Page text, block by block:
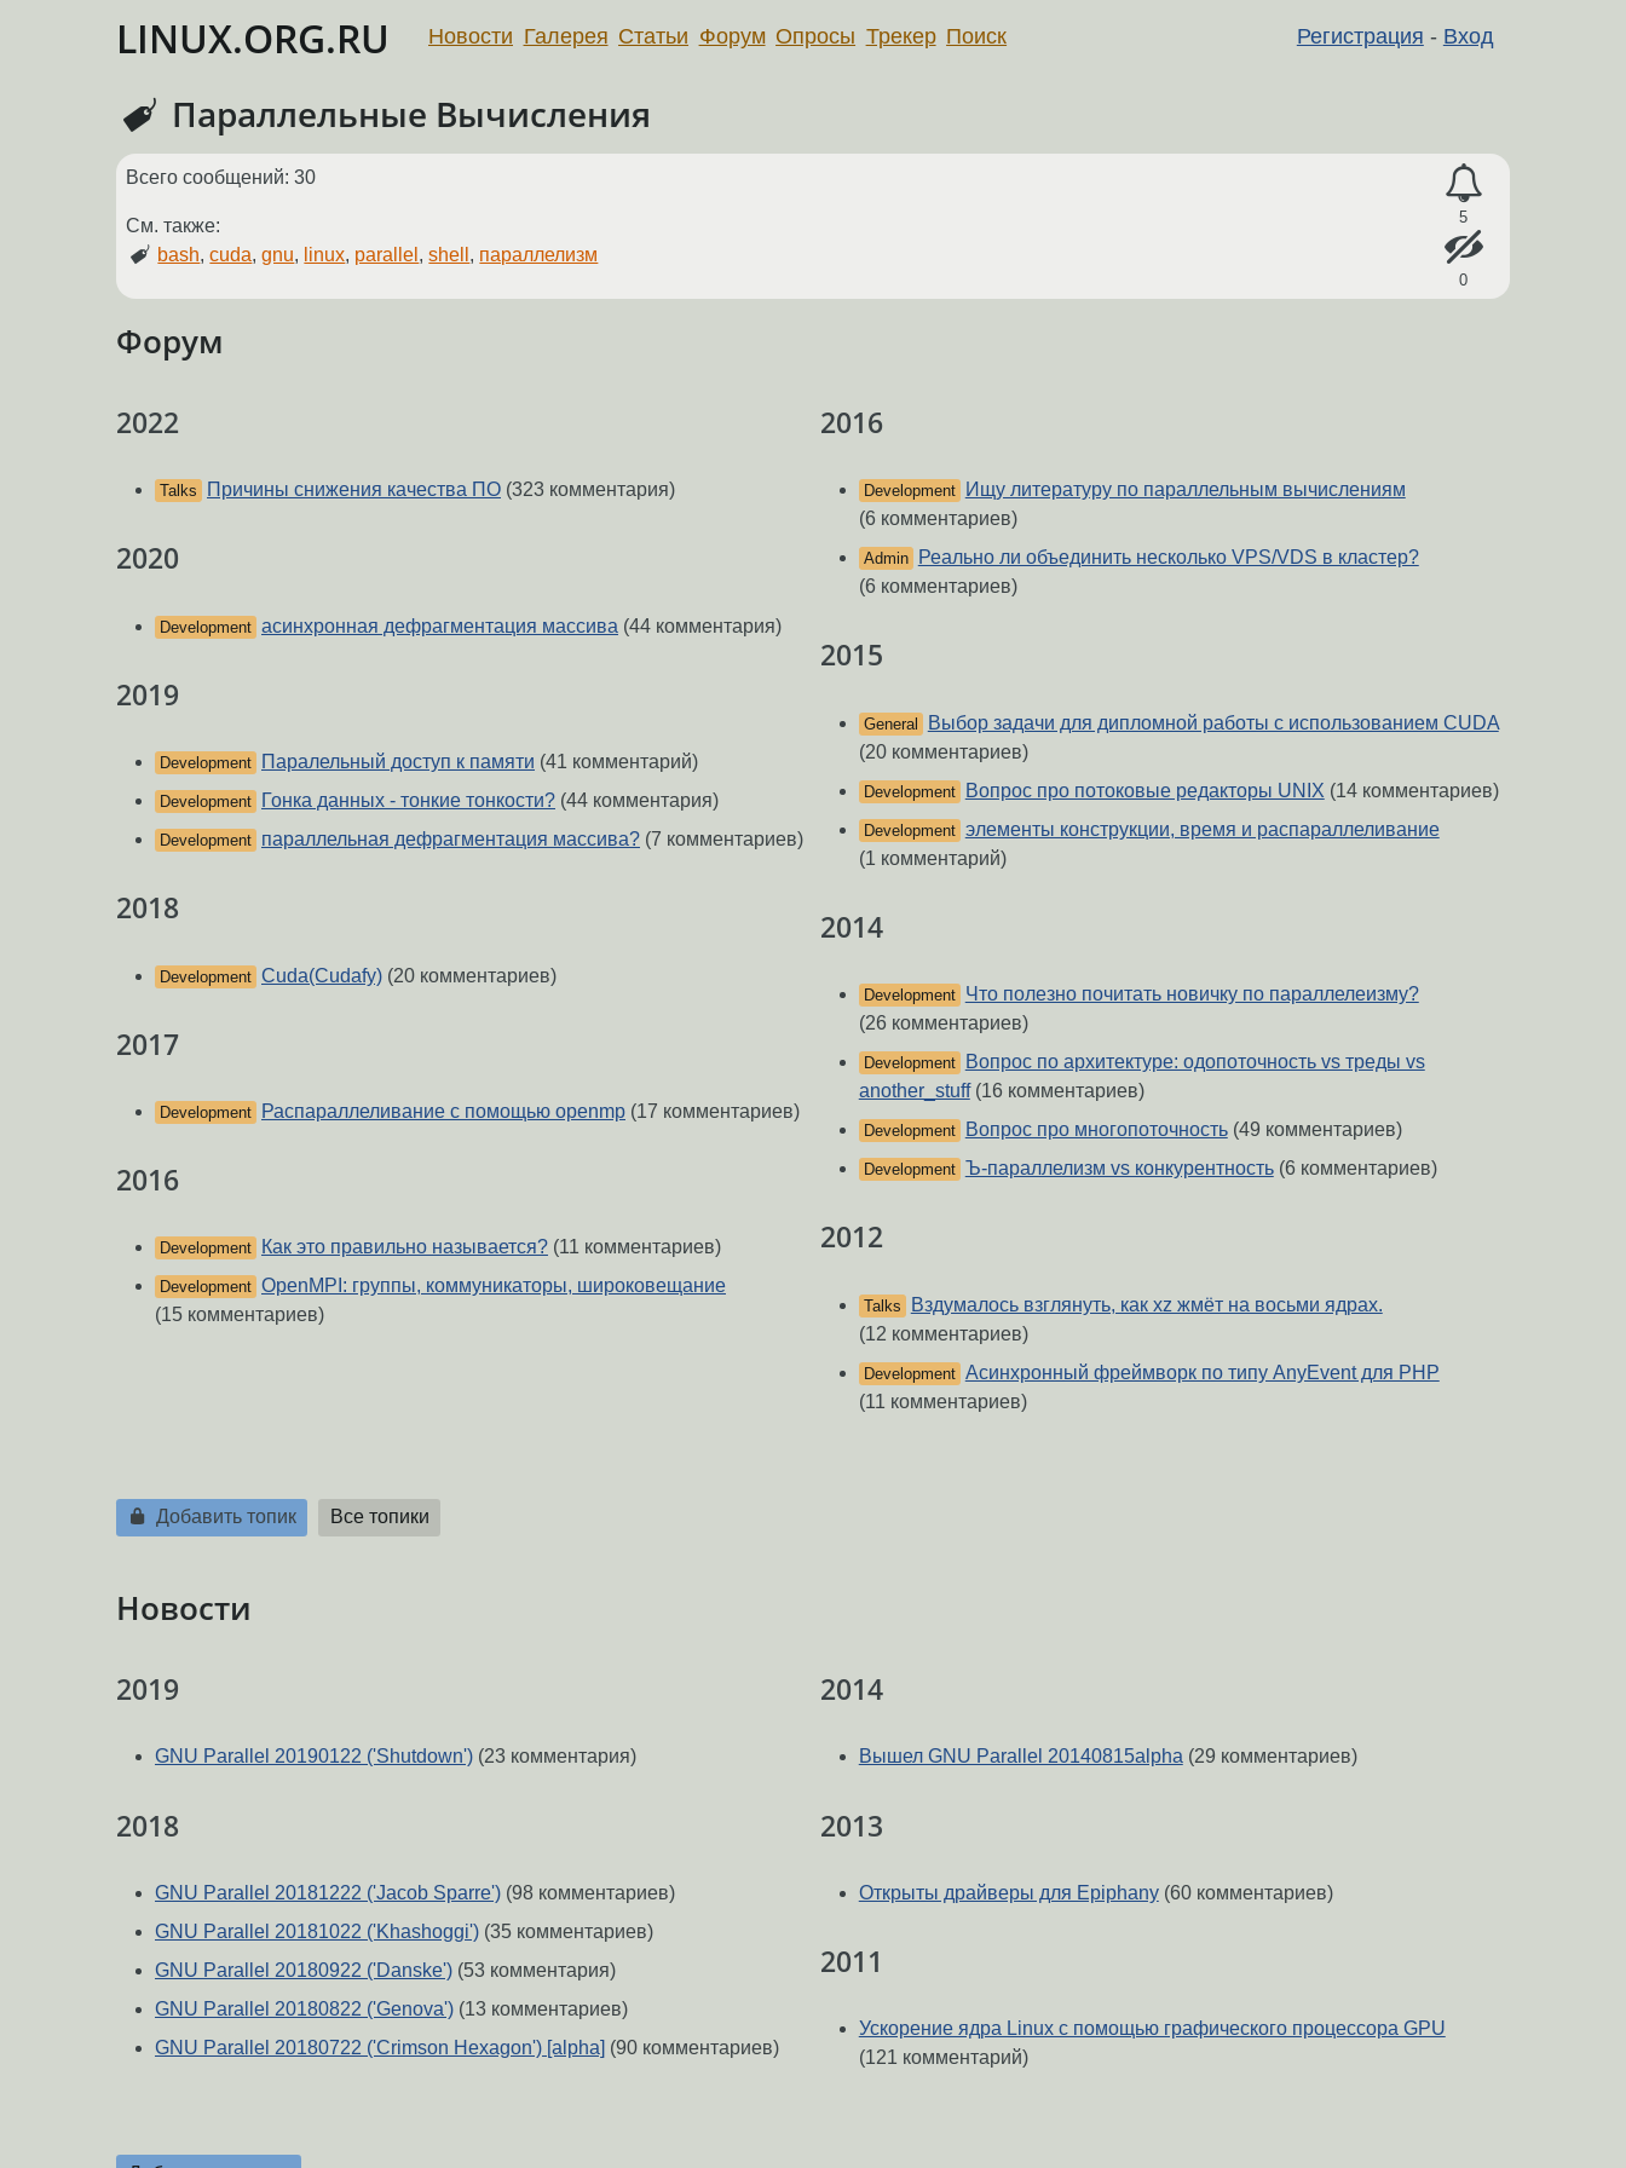
LINUX.ORG.RU Регистрация - Вход
Новости Галерея Статьи Форум Опросы Трекер Поиск
Параллельные Вычисления
5
0
Всего сообщений: 30
См. также:
bash,cuda,gnu, linux, parallel ,shell , параллелизм
Форум
2022
Talks Причины снижения качества ПО (323 комментария)
2020
Development асинхронная дефрагментация массива (44 комментария)
2019
Development Паралельный доступ к памяти (41 комментарий)
Development Гонка данных - тонкие тонкости? (44 комментария)
Development параллельная дефрагментация массива? (7 комментариев)
2018
Development Cuda(Cudafy) (20 комментариев)
2017
Development Распараллеливание с помощью openmp (17 комментариев)
2016
Development Как это правильно называется? (11 комментариев)
Development OpenMPI: группы, коммуникаторы, широковещание
(15 комментариев)
2016
Development
Ищу литературу по параллельным вычислениям
(6 комментариев)
Admin
Реально ли объединить несколько VPS/VDS в кластер?
(6 комментариев)
2015
General
Выбор задачи для дипломной работы с использованием CUDA
(20 комментариев)
Development Вопрос про потоковые редакторы UNIX (14 комментариев)
Development элементы конструкции, время и распараллеливание
(1 комментарий)
2014
Development
Что полезно почитать новичку по параллелеизму?
(26 комментариев)
Development
Вопрос по архитектуре: одопоточность vs треды vs
another_stuff(16 комментариев)
Development Вопрос про многопоточность(49 комментариев)
Development Ъ-параллелизм vs конкурентность(6 комментариев)
2012
Talks
Вздумалось взглянуть, как xz жмёт на восьми ядрах.
(12 комментариев)
Development Асинхронный фреймворк по типу AnyEvent для PHP
(11 комментариев)
Добавить топик Все топики
Новости
2019
GNU Parallel 20190122 ('Shutdown') (23 комментария)
2018
GNU Parallel 20181222 ('Jacob Sparre') (98 комментариев)
GNU Parallel 20181022 ('Khashoggi') (35 комментариев)
GNU Parallel 20180922 ('Danske') (53 комментария)
GNU Parallel 20180822 ('Genova') (13 комментариев)
GNU Parallel 20180722 ('Crimson Hexagon') [alpha] (90 комментариев)
2014
Вышел GNU Parallel 20140815alpha (29 комментариев)
2013
Открыты драйверы для Epiphany(60 комментариев)
2011
Ускорение ядра Linux с помощью графического процессора GPU
(121 комментарий)